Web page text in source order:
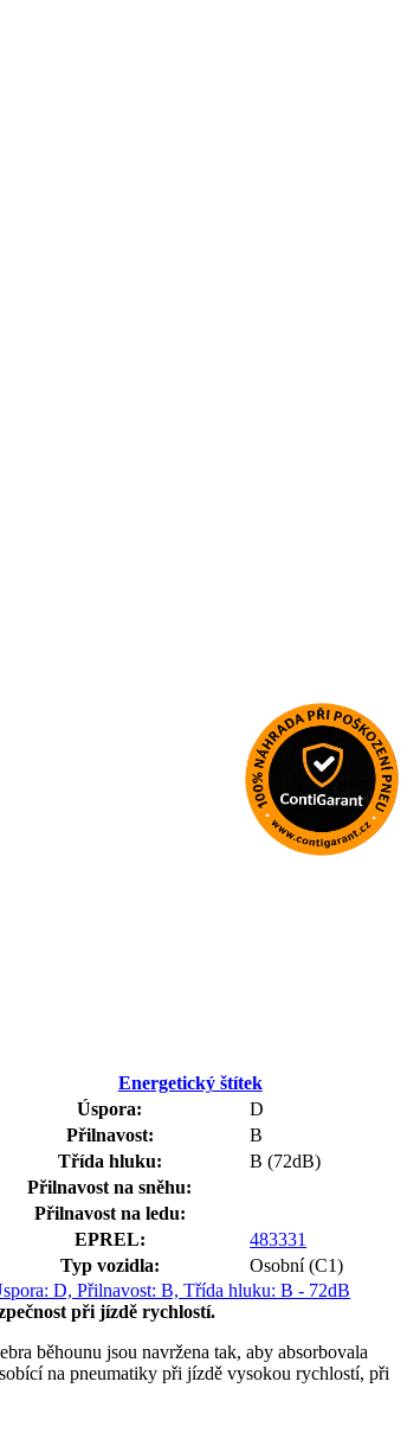
Energetický štítek
Úspora:
D
Přilnavost:
B
Třída hluku:
B (72dB)
Přilnavost na sněhu:
Přilnavost na ledu:
EPREL:
483331
Typ vozidla:
Osobní (C1)
při jízdě rychlostí.
běhounu jsou navržena tak, aby absorbovala
na pneumatiky při jízdě vysokou rychlostí, při